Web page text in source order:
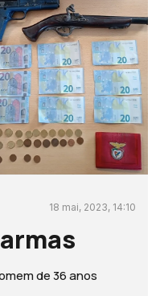
18 mai, 2023, 14:10
de 36 anos